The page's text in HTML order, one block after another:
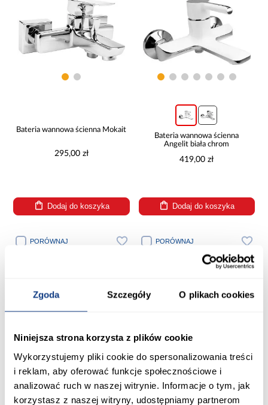
Zgoda Szczegóły O plikach cookies
Niniejsza strona korzysta z plików cookie
Wykorzystujemy pliki cookie do spersonalizowania treści
i reklam, aby oferować funkcje społecznościowe i
analizować ruch w naszej witrynie. Informacje o tym, jak
korzystasz z naszej witryny, udostępniamy partnerom
Bateria wannowa ścienna Mokait
295,00 zł
Dodaj do koszyka
Bateria wannowa ścienna
Angelit biała chrom
419,00 zł
Dodaj do koszyka
PORÓWNAJ
Angelit chrom
PORÓWNAJ
Bateria wannowa Moza Black